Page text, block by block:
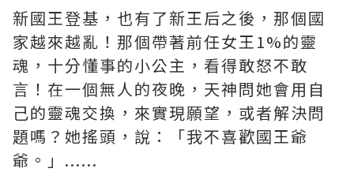
新國王登基，也有了新王后之後，那個國
家越來越亂！那個帶著前任女王1%的靈
魂，十分懂事的小公主，看得敢怒不敢
言！在一個無人的夜晚，天神問她會用自
己的靈魂交換，來實現願望，或者解決問
題嗎？她搖頭，說：「我不喜歡國王爺
爺。」......